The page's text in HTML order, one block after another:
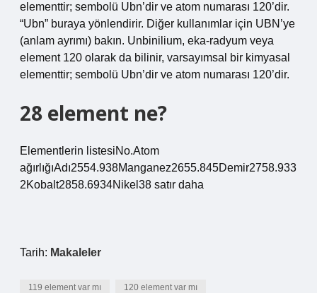
elementtir; sembolü Ubn’dir ve atom numarası 120’dir.
“Ubn” buraya yönlendirir. Diğer kullanımlar için UBN’ye
(anlam ayrımı) bakın. Unbinilium, eka-radyum veya
element 120 olarak da bilinir, varsayımsal bir kimyasal
elementtir; sembolü Ubn’dir ve atom numarası 120’dir.
28 element ne?
Elementlerin listesiNo.Atom
ağırlığıAdı2554.938Manganez2655.845Demir2758.933
2Kobalt2858.6934Nikel38 satır daha
Tarih: Makaleler
119 element var mı 120 element var mı